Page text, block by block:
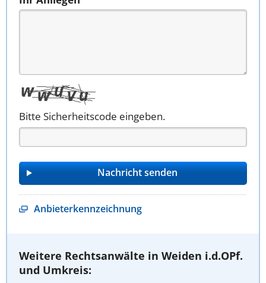
Bitte Sicherheitscode eingeben.
Anbieterkennzeichnung
Weitere Rechtsanwälte in Weiden i.d.OPf.
und Umkreis: